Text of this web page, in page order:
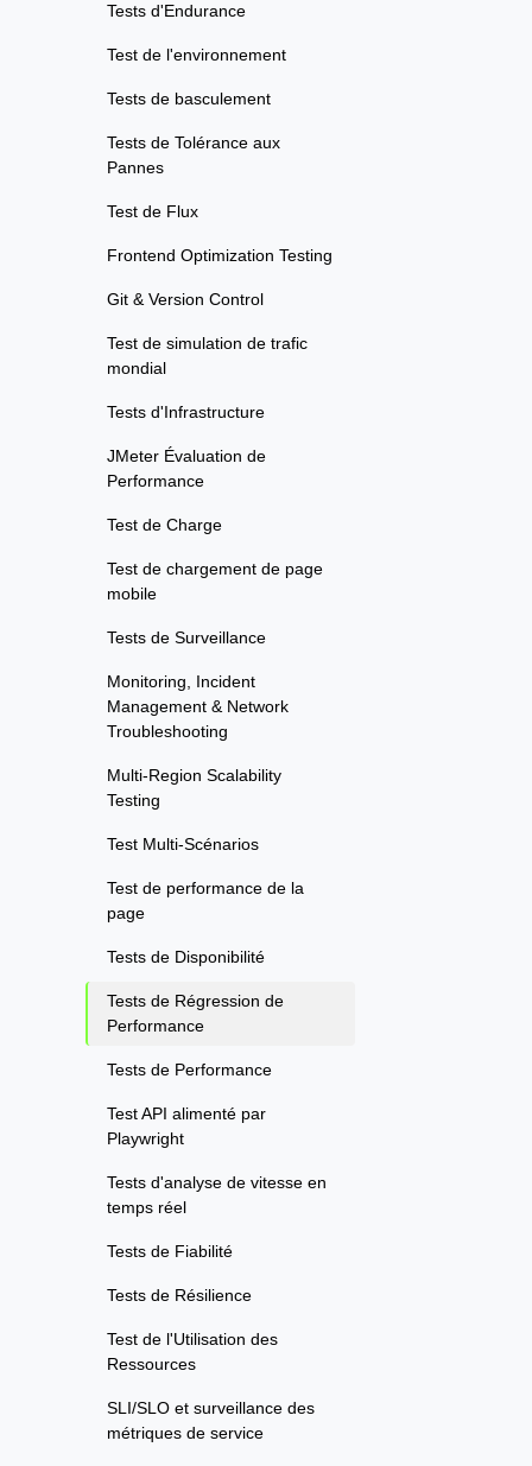
Tests d'Endurance
Test de l'environnement
Tests de basculement
Tests de Tolérance aux
Pannes
Test de Flux
Frontend Optimization Testing
Git & Version Control
Test de simulation de trafic
mondial
Tests d'Infrastructure
JMeter Évaluation de
Performance
Test de Charge
Test de chargement de page
mobile
Tests de Surveillance
Monitoring, Incident
Management & Network
Troubleshooting
Multi-Region Scalability
Testing
Test Multi-Scénarios
Test de performance de la
page
Tests de Disponibilité
Tests de Régression de
Performance
Tests de Performance
Test API alimenté par
Playwright
Tests d'analyse de vitesse en
temps réel
Tests de Fiabilité
Tests de Résilience
Test de l'Utilisation des
Ressources
SLI/SLO et surveillance des
métriques de service